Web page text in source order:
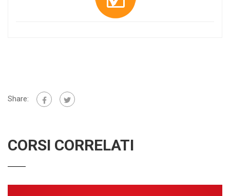
Share:
CORSI CORRELATI